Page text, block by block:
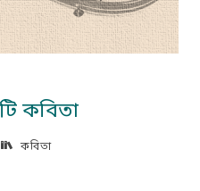
কবিতা
কবিতা